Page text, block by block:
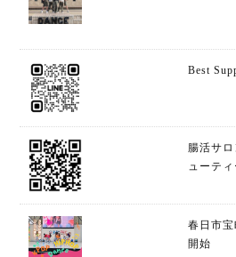
Best
腸活サ
ューティ
春日市
開始